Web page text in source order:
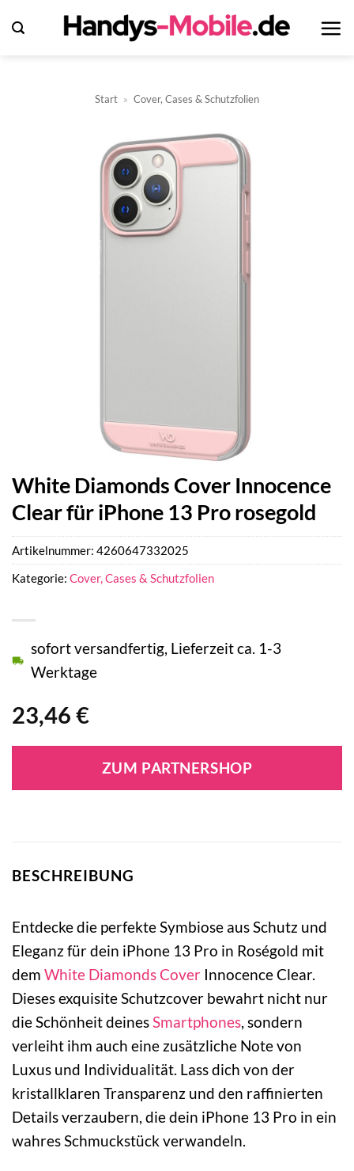
Inhalt
Start » Cover, Cases & Schutzfolien
White Diamonds Cover Innocence
Clear für iPhone 13 Pro rosegold
23,46 €
sofort versandfertig, Lieferzeit ca. 1-3
Werktage
ZUM PARTNERSHOP
Artikelnummer: 4260647332025
Kategorie: Cover, Cases & Schutzfolien
BESCHREIBUNG
Entdecke die perfekte Symbiose aus Schutz und
Eleganz für dein iPhone 13 Pro in Roségold mit
dem White Diamonds Cover Innocence Clear.
Dieses exquisite Schutzcover bewahrt nicht nur
die Schönheit deines Smartphones , sondern
verleiht ihm auch eine zusätzliche Note von
Luxus und Individualität. Lass dich von der
kristallklaren Transparenz und den raffinierten
Details verzaubern, die dein iPhone 13 Pro in ein
wahres Schmuckstück verwandeln.